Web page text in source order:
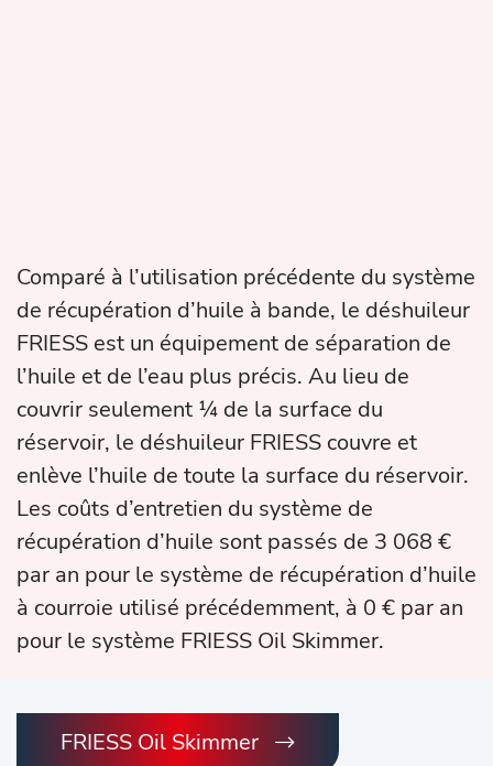
Comparé à l’utilisation précédente du système
de récupération d’huile à bande, le déshuileur
FRIESS est un équipement de séparation de
l’huile et de l’eau plus précis. Au lieu de
couvrir seulement ¼ de la surface du
réservoir, le déshuileur FRIESS couvre et
enlève l’huile de toute la surface du réservoir.
Les coûts d’entretien du système de
récupération d’huile sont passés de 3 068 €
par an pour le système de récupération d’huile
à courroie utilisé précédemment, à 0 € par an
pour le système FRIESS Oil Skimmer.
FRIESS Oil Skimmer